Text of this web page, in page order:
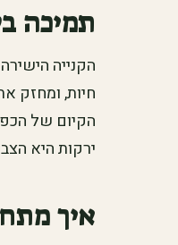
תמיכה
הקנייה
חיות, ומחזק
הקיום של
ירקות היא
איך